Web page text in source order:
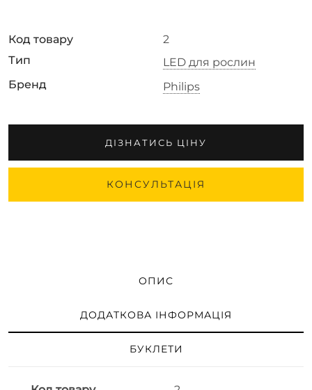
Код товару
2
Тип
LED для рослин
Бренд
Philips
ДІЗНАТИСЬ ЦІНУ
КОНСУЛЬТАЦІЯ
ОПИС
ДОДАТКОВА ІНФОРМАЦІЯ
БУКЛЕТИ